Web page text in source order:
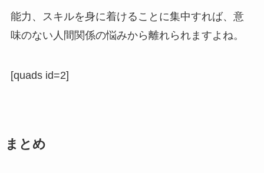
能力、スキルを身に着けることに集中すれば、意
味のない人間関係の悩みから離れられますよね。
[quads id=2]
まとめ